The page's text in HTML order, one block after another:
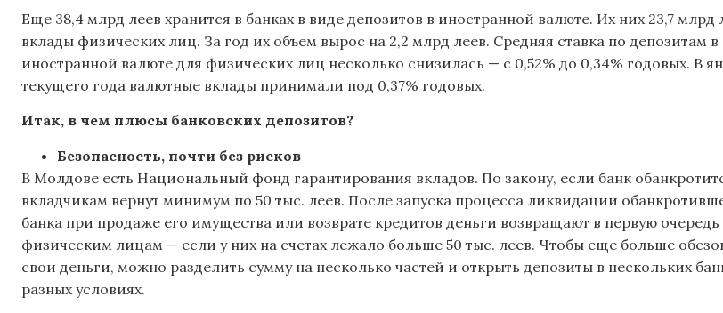
Еще 38,4 млрд леев хранится в банках в виде депозитов в иностранной валюте. Их них 23,7 млрд
вклады физических лиц. За год их объем вырос на 2,2 млрд леев. Средняя ставка по депозитам в
иностранной валюте для физических лиц несколько снизилась — с 0,52% до 0,34% годовых. В
текущего года валютные вклады принимали под 0,37% годовых.
Итак, в чем плюсы банковских депозитов?
Безопасность, почти без рисков
В Молдове есть Национальный фонд гарантирования вкладов. По закону, если банк
вкладчикам вернут минимум по 50 тыс. леев. После запуска процесса ликвидации
банка при продаже его имущества или возврате кредитов деньги возвращают в первую очередь
физическим лицам — если у них на счетах лежало больше 50 тыс. леев. Чтобы еще больше
свои деньги, можно разделить сумму на несколько частей и открыть депозиты в нескольких
разных условиях.